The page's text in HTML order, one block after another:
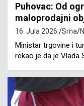
Puhovac: Od
maloprodajni
16. Jula 2026. Srna
Ministar trgovine i
rekao je da je Vlada